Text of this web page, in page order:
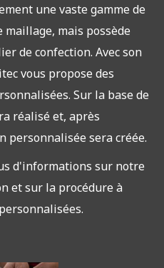
une vaste gamme de
mais possède
de confection. Avec son
vous propose des
Sur la base de
réalisé et, après
sera créée.
d'informations sur notre
et sur la procédure à